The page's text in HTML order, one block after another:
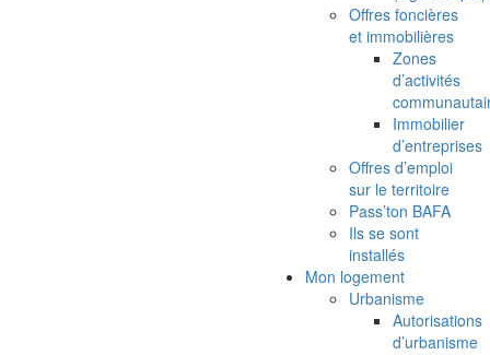
Offres foncières
et immobilières
Zones
d’activités
Immobilier
d’entreprises
Offres d’emploi
sur le territoire
Pass’ton BAFA
Ils se sont
installés
Mon logement
Urbanisme
Autorisations
d’urbanisme